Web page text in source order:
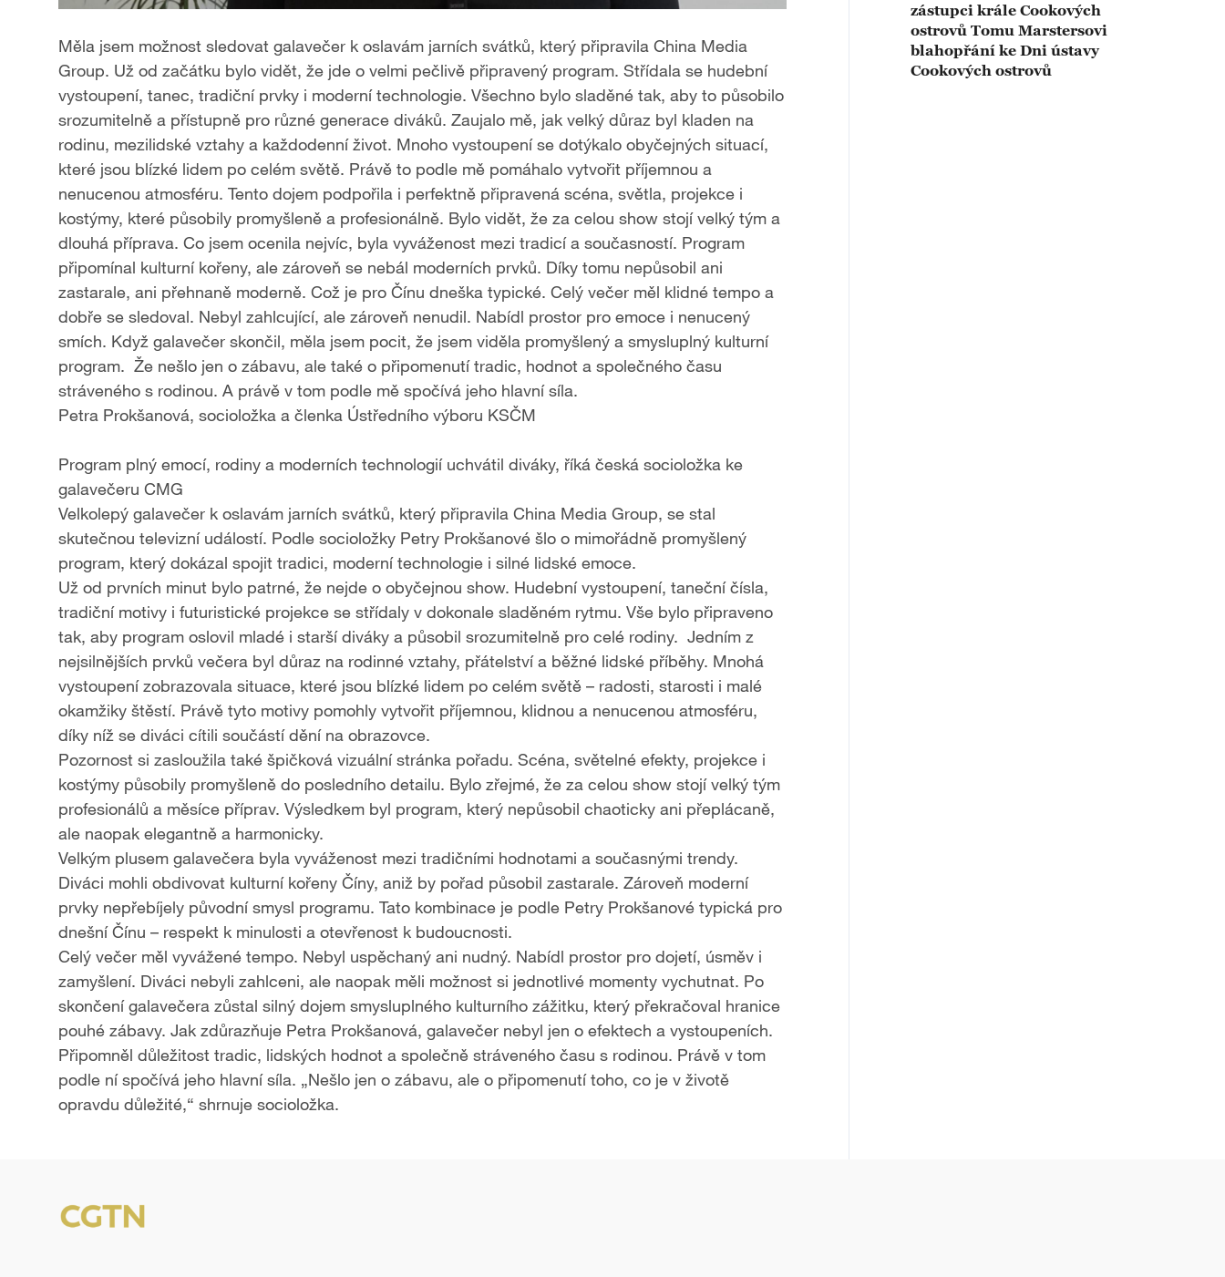
l
a
y
V
i
d
e
o
Měla jsem možnost sledovat galavečer k oslavám jarních svátků, který připravila China Media
Group. Už od začátku bylo vidět, že jde o velmi pečlivě připravený program. Střídala se hudební
vystoupení, tanec, tradiční prvky i moderní technologie. Všechno bylo sladěné tak, aby to působilo
srozumitelně a přístupně pro různé generace diváků. Zaujalo mě, jak velký důraz byl kladen na
rodinu, mezilidské vztahy a každodenní život. Mnoho vystoupení se dotýkalo obyčejných situací,
které jsou blízké lidem po celém světě. Právě to podle mě pomáhalo vytvořit příjemnou a
nenucenou atmosféru. Tento dojem podpořila i perfektně připravená scéna, světla, projekce i
kostýmy, které působily promyšleně a profesionálně. Bylo vidět, že za celou show stojí velký tým a
dlouhá příprava. Co jsem ocenila nejvíc, byla vyváženost mezi tradicí a současností. Program
připomínal kulturní kořeny, ale zároveň se nebál moderních prvků. Díky tomu nepůsobil ani
zastarale, ani přehnaně moderně. Což je pro Čínu dneška typické. Celý večer měl klidné tempo a
dobře se sledoval. Nebyl zahlcující, ale zároveň nenudil. Nabídl prostor pro emoce i nenucený
smích. Když galavečer skončil, měla jsem pocit, že jsem viděla promyšlený a smysluplný kulturní
program. Že nešlo jen o zábavu, ale také o připomenutí tradic, hodnot a společného času
stráveného s rodinou. A právě v tom podle mě spočívá jeho hlavní síla.
Petra Prokšanová, socioložka a členka Ústředního výboru KSČM
Program plný emocí, rodiny a moderních technologií uchvátil diváky, říká česká socioložka ke
galavečeru CMG
Velkolepý galavečer k oslavám jarních svátků, který připravila China Media Group, se stal
skutečnou televizní událostí. Podle socioložky Petry Prokšanové šlo o mimořádně promyšlený
program, který dokázal spojit tradici, moderní technologie i silné lidské emoce.
Už od prvních minut bylo patrné, že nejde o obyčejnou show. Hudební vystoupení, taneční čísla,
tradiční motivy i futuristické projekce se střídaly v dokonale sladěném rytmu. Vše bylo připraveno
tak, aby program oslovil mladé i starší diváky a působil srozumitelně pro celé rodiny. Jedním z
nejsilnějších prvků večera byl důraz na rodinné vztahy, přátelství a běžné lidské příběhy. Mnohá
vystoupení zobrazovala situace, které jsou blízké lidem po celém světě – radosti, starosti i malé
okamžiky štěstí. Právě tyto motivy pomohly vytvořit příjemnou, klidnou a nenucenou atmosféru,
díky níž se diváci cítili součástí dění na obrazovce.
Pozornost si zasloužila také špičková vizuální stránka pořadu. Scéna, světelné efekty, projekce i
kostýmy působily promyšleně do posledního detailu. Bylo zřejmé, že za celou show stojí velký tým
profesionálů a měsíce příprav. Výsledkem byl program, který nepůsobil chaoticky ani přeplácaně,
ale naopak elegantně a harmonicky.
Velkým plusem galavečera byla vyváženost mezi tradičními hodnotami a současnými trendy.
Diváci mohli obdivovat kulturní kořeny Číny, aniž by pořad působil zastarale. Zároveň moderní
prvky nepřebíjely původní smysl programu. Tato kombinace je podle Petry Prokšanové typická pro
dnešní Čínu – respekt k minulosti a otevřenost k budoucnosti.
Celý večer měl vyvážené tempo. Nebyl uspěchaný ani nudný. Nabídl prostor pro dojetí, úsměv i
zamyšlení. Diváci nebyli zahlceni, ale naopak měli možnost si jednotlivé momenty vychutnat. Po
skončení galavečera zůstal silný dojem smysluplného kulturního zážitku, který překračoval hranice
pouhé zábavy. Jak zdůrazňuje Petra Prokšanová, galavečer nebyl jen o efektech a vystoupeních.
Připomněl důležitost tradic, lidských hodnot a společně stráveného času s rodinou. Právě v tom
podle ní spočívá jeho hlavní síla. „Nešlo jen o zábavu, ale o připomenutí toho, co je v životě
opravdu důležité,“ shrnuje socioložka.
zástupci krále Cookových
ostrovů Tomu Marstersovi
blahopřání ke Dni ústavy
Cookových ostrovů